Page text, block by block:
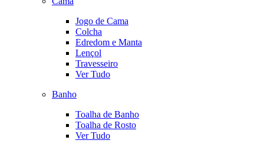
Jogo de Cama
Colcha
Edredom e Manta
Lençol
Travesseiro
Ver Tudo
Banho
Toalha de Banho
Toalha de Rosto
Ver Tudo